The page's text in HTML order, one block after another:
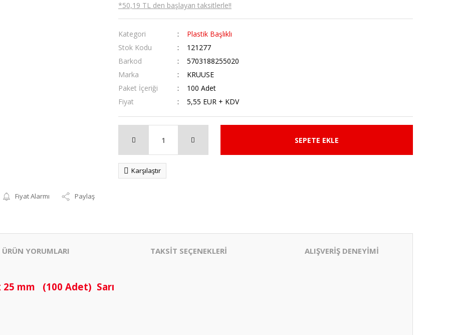
Fiyat Alarmı Paylaş
*50,19 TL den başlayan taksitlerle!!
Kategori
Plastik Başlıklı
Stok Kodu
121277
Barkod
5703188255020
Marka
KRUUSE
Paket İçeriği
100 Adet
Fiyat
5,55 EUR + KDV
SEPETE EKLE
Karşılaştır
ÜRÜN YORUMLARI TAKSİT SEÇENEKLERİ ALIŞVERİŞ DENEYİMİ
25 mm (100 Adet) Sarı